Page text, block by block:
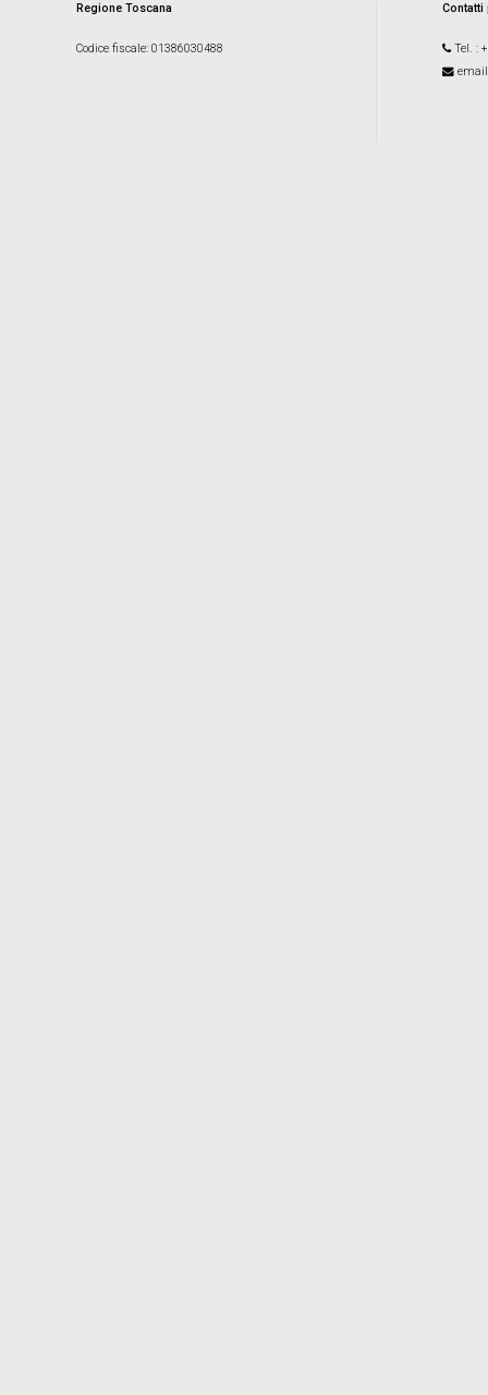
Regione Toscana
Codice fiscale: 01386030488 Tel. :
email